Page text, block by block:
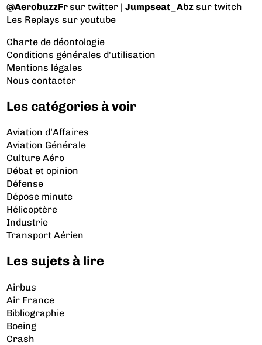
@AerobuzzFrsur twitter |Jumpseat_Abz sur twitch
Les Replays sur youtube
Charte de déontologie
Conditions générales d'utilisation
Mentions légales
Nous contacter
Les catégories à voir
Aviation d’Affaires
Aviation Générale
Culture Aéro
Débat et opinion
Défense
Dépose minute
Hélicoptère
Industrie
Transport Aérien
Les sujets à lire
Airbus
Air France
Bibliographie
Boeing
Crash